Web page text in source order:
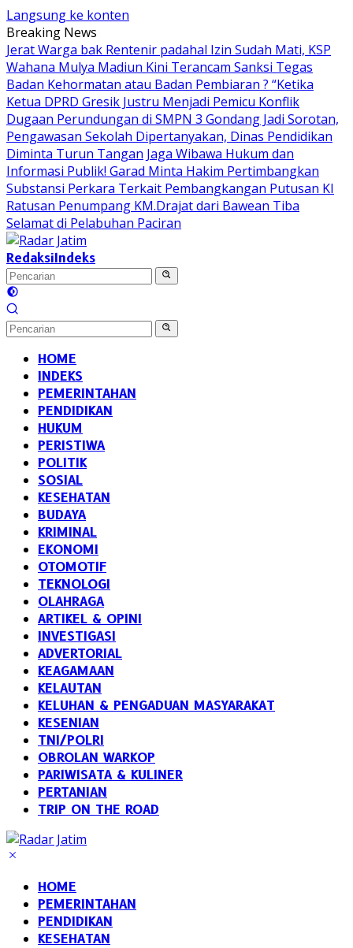
Langsung ke konten
Breaking News
Jerat Warga bak Rentenir padahal Izin Sudah Mati, KSP
Wahana Mulya Madiun Kini Terancam Sanksi Tegas
Badan Kehormatan atau Badan Pembiaran ? “Ketika
Ketua DPRD Gresik Justru Menjadi Pemicu Konflik
Dugaan Perundungan di SMPN 3 Gondang Jadi Sorotan,
Pengawasan Sekolah Dipertanyakan, Dinas Pendidikan
Diminta Turun Tangan Jaga Wibawa Hukum dan
Informasi Publik! Garad Minta Hakim Pertimbangkan
Substansi Perkara Terkait Pembangkangan Putusan KI
Ratusan Penumpang KM.Drajat dari Bawean Tiba
Selamat di Pelabuhan Paciran
RedaksiIndeks
HOME
INDEKS
PEMERINTAHAN
PENDIDIKAN
HUKUM
PERISTIWA
POLITIK
SOSIAL
KESEHATAN
BUDAYA
KRIMINAL
EKONOMI
OTOMOTIF
TEKNOLOGI
OLAHRAGA
ARTIKEL & OPINI
INVESTIGASI
ADVERTORIAL
KEAGAMAAN
KELAUTAN
KELUHAN & PENGADUAN MASYARAKAT
KESENIAN
TNI/POLRI
OBROLAN WARKOP
PARIWISATA & KULINER
PERTANIAN
TRIP ON THE ROAD
HOME
PEMERINTAHAN
PENDIDIKAN
KESEHATAN